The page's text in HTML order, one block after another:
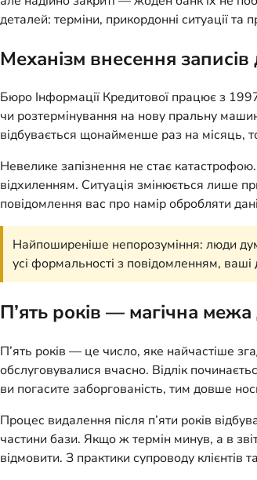
деталей: терміни, прикордонні ситуації
Механізм внесення
Бюро Інформації Кредитової працює з
чи розтермінування на нову пральну
відбувається щонайменше раз на місяць,
Невелике запізнення не стає
відхиленням. Ситуація змінюється лише
повідомлення вас про намір обробляти
Найпоширеніше непорозуміння: люди
усі формальності з повідомленням,
П’ять років — магічна
П’ять років — це число, яке найчастіше
обслуговувалися вчасно. Відлік
ви погасите заборгованість, тим довше
Процес видалення після п’яти років
частини бази. Якщо ж термін минув, а в
відмовити. З практики супроводу